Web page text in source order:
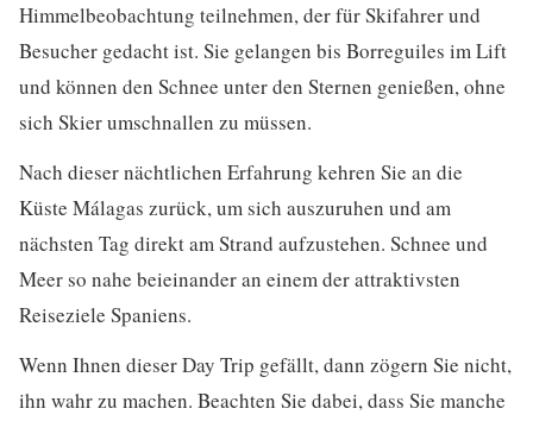
Himmelbeobachtung teilnehmen, der für Skifahrer und
Besucher gedacht ist. Sie gelangen bis Borreguiles im Lift
und können den Schnee unter den Sternen genießen, ohne
sich Skier umschnallen zu müssen.
Nach dieser nächtlichen Erfahrung kehren Sie an die
Küste Málagas zurück, um sich auszuruhen und am
nächsten Tag direkt am Strand aufzustehen. Schnee und
Meer so nahe beieinander an einem der attraktivsten
Reiseziele Spaniens.
Wenn Ihnen dieser Day Trip gefällt, dann zögern Sie nicht,
ihn wahr zu machen. Beachten Sie dabei, dass Sie manche